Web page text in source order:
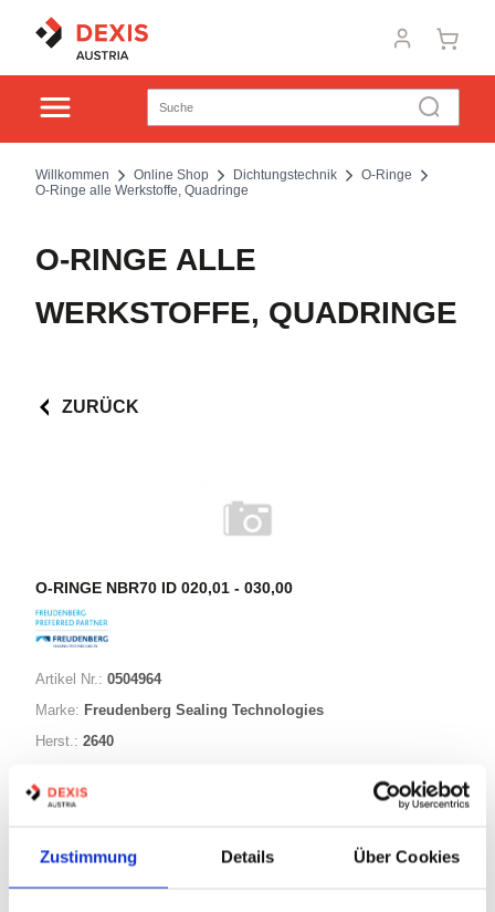
Zustimmung Details Über Cookies
Willkommen Online Shop Dichtungstechnik
O-Ringe
O-Ringe alle Werkstoffe, Quadringe
O-RINGE ALLE
WERKSTOFFE, QUADRINGE
ZURÜCK
O-RINGE NBR70 ID 020,01 - 030,00
Artikel Nr.: 0504964
Marke: Freudenberg Sealing Technologies
Herst.: 2640
ID: 29,50mm